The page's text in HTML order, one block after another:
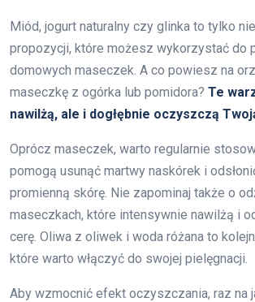
Miód, jogurt naturalny czy glinka to tylko
propozycji, które możesz wykorzystać do
domowych maseczek. A co powiesz na
maseczkę z ogórka lub pomidora? Te
nawilżą, ale i dogłębnie oczyszczą
Oprócz maseczek, warto regularnie
pomogą usunąć martwy naskórek i
promienną skórę. Nie zapominaj także o
maseczkach, które intensywnie nawilżą i
cerę. Oliwa z oliwek i woda różana to
które warto włączyć do swojej pielęgnacji.
Aby wzmocnić efekt oczyszczania, raz na